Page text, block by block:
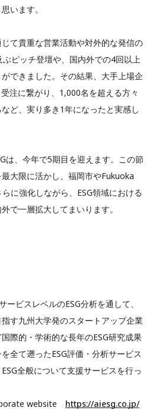
います。
て貴重な営業活動や対外的な発信の
ピッチ登壇や、国内外での4回以上
できました。その結果、大手上場企
注に繋がり、1,000名を超える方々
ど、実り多き1年になったと実感し
は、今年で5期目を迎えます。この節
大限に活かし、福岡市やFukuoka
に強化しながら、ESG領域における
で一層拡大してまいります。
ービスレベルのESG分析を通して、
す九州大学発のスタートアップ企業
際的・学術的な長年のESG研究成果
全て遡ったESG評価・分析サービス
全般について支援サービスを行っ
website https://aiesg.co.jp/